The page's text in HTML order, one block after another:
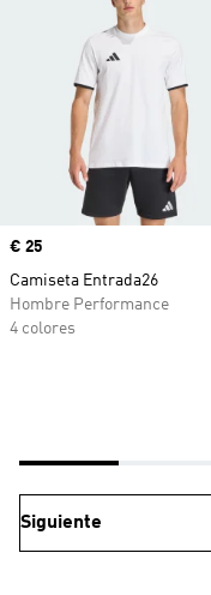
Precio
€ 25
Camiseta Entrada26
Hombre Performance
4 colores
Siguiente